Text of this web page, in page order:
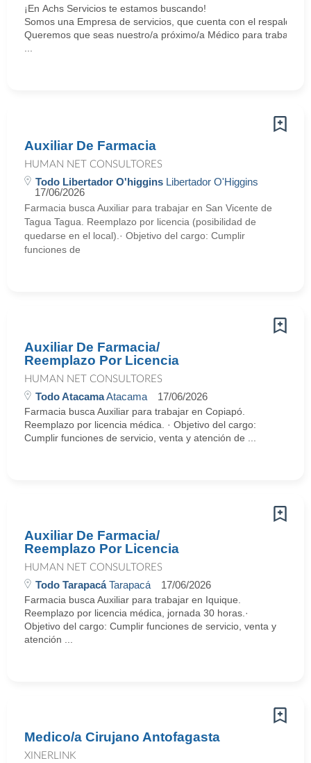
¡En Achs Servicios te estamos buscando!
Somos una Empresa de servicios, que cuenta con el respaldo
Queremos que seas nuestro/a próximo/a Médico para trabajar
Auxiliar De Farmacia
HUMAN NET CONSULTORES
Todo Libertador O'higgins Libertador O'Higgins
17/06/2026
Farmacia busca Auxiliar para trabajar en San Vicente de
Tagua Tagua. Reemplazo por licencia (posibilidad de
quedarse en el local).· Objetivo del cargo: Cumplir
funciones de
Auxiliar De Farmacia/
Reemplazo Por Licencia
HUMAN NET CONSULTORES
Todo AtacamaAtacama 17/06/2026
Farmacia busca Auxiliar para trabajar en Copiapó.
Reemplazo por licencia médica. · Objetivo del cargo:
Cumplir funciones de servicio, venta y atención de ...
Auxiliar De Farmacia/
Reemplazo Por Licencia
HUMAN NET CONSULTORES
Todo TarapacáTarapacá 17/06/2026
Farmacia busca Auxiliar para trabajar en Iquique.
Reemplazo por licencia médica, jornada 30 horas.·
Objetivo del cargo: Cumplir funciones de servicio, venta y
atención ...
Medico/a Cirujano Antofagasta
XINERLINK